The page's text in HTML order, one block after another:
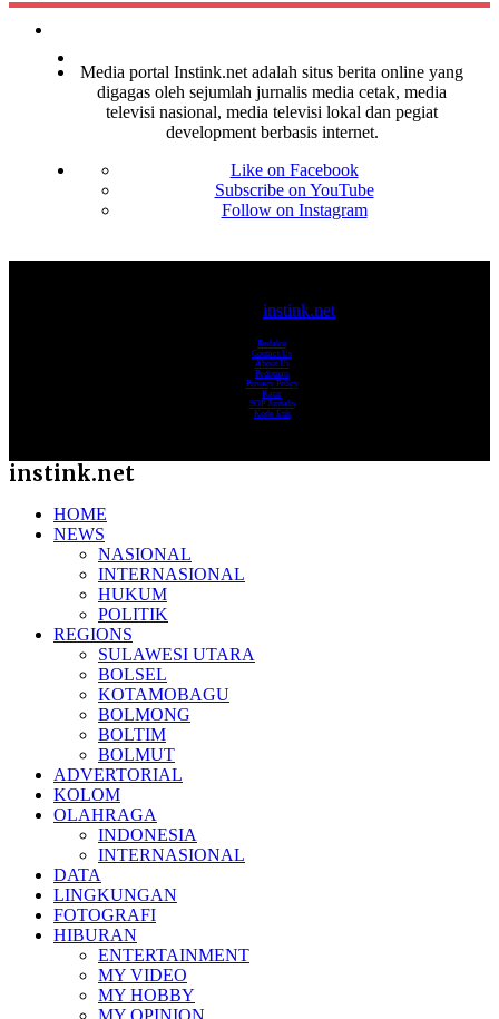
Media portal Instink.net adalah situs berita online yang
digagas oleh sejumlah jurnalis media cetak, media
televisi nasional, media televisi lokal dan pegiat
development berbasis internet.
Like on Facebook
Subscribe on YouTube
Follow on Instagram
instink.net
Redaksi
Contact Us
About Us
Pedoman
Privacy Policy
Karir
SOP Jurnalis
Kode Etik
instink.net
HOME
NEWS
NASIONAL
INTERNASIONAL
HUKUM
POLITIK
REGIONS
SULAWESI UTARA
BOLSEL
KOTAMOBAGU
BOLMONG
BOLTIM
BOLMUT
ADVERTORIAL
KOLOM
OLAHRAGA
INDONESIA
INTERNASIONAL
DATA
LINGKUNGAN
FOTOGRAFI
HIBURAN
ENTERTAINMENT
MY VIDEO
MY HOBBY